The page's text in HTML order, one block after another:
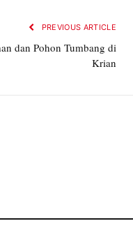
PREVIOUS ARTICLE
dan Pohon Tumbang di
Krian